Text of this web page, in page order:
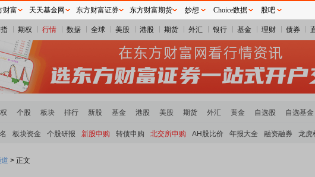
期权 行情 数据 全球 美股 港股 期货 外汇 银行 基金 理财 债券
个股 板块 排行 新股 基金 港股 美股 期货 外汇 黄金 自选股 自选基金
板块资金 个股研报 新股申购 转债申购 北交所申购 AH股比价 年报大全 融资融券 龙虎
> 正文
财富 天天基金网 东方财富证券 东方财富期货 妙想 Choice数据 股吧